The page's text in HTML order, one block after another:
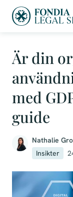
Är din
med
guide
Nathalie
Insikter